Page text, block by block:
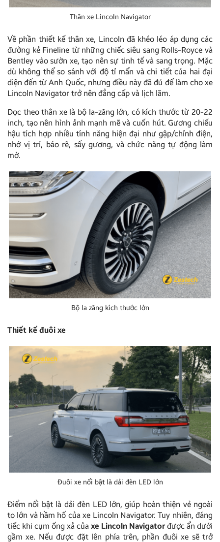
Thân xe Lincoln Navigator
Về phần thiết kế thân xe, Lincoln đã khéo léo áp dụng các
đường kẻ Fineline từ những chiếc siêu sang Rolls-Royce và
Bentley vào sườn xe, tạo nên sự tinh tế và sang trọng. Mặc
dù không thể so sánh với độ tỉ mẩn và chi tiết của hai đại
diện đến từ Anh Quốc, nhưng điều này đã đủ để làm cho xe
Lincoln Navigator trở nên đẳng cấp và lịch lãm.
Dọc theo thân xe là bộ la-zăng lớn, có kích thước từ 20-22
inch, tạo nên hình ảnh mạnh mẽ và cuốn hút. Gương chiếu
hậu tích hợp nhiều tính năng hiện đại như gập/chỉnh điện,
nhớ vị trí, báo rẽ, sấy gương, và chức năng tự động làm
mờ.
Bộ la zăng kích thước lớn
Thiết kế đuôi xe
Đuôi xe nổi bật là dải đèn LED lớn
Điểm nổi bật là dải đèn LED lớn, giúp hoàn thiện vẻ ngoài
to lớn và hầm hố của xe Lincoln Navigator. Tuy nhiên, đáng
tiếc khi cụm ống xả của xe Lincoln Navigator được ẩn dưới
gầm xe. Nếu được đặt lên phía trên, phần đuôi xe sẽ trở